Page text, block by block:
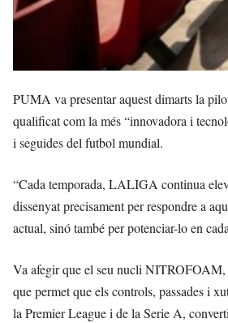
PUMA va presentar aquest dimarts la
qualificat com la més “innovadora i
i seguides del futbol mundial.
“Cada temporada, LALIGA continua
dissenyat precisament per respondre a
actual, sinó també per potenciar-lo en
Va afegir que el seu nucli NITROFOAM,
que permet que els controls, passades i
la Premier League i de la Serie A,